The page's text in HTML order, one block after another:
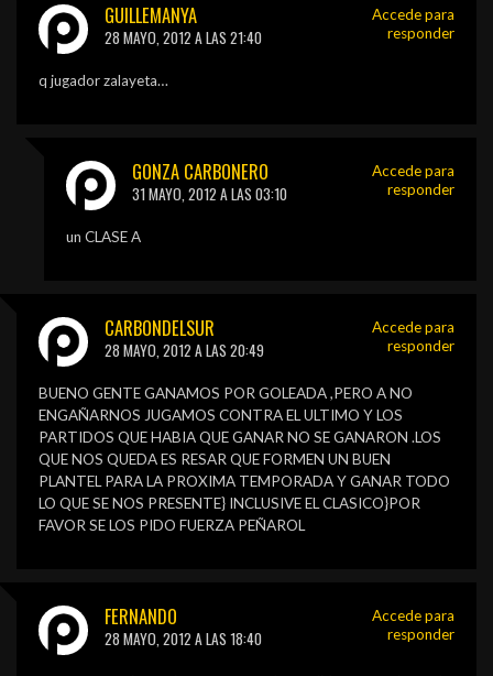
GUILLEMANYA
28 MAYO, 2012 A LAS 21:40
q jugador zalayeta…
Accede para
responder
GONZA CARBONERO
31 MAYO, 2012 A LAS 03:10
un CLASE A
Accede para
responder
CARBONDELSUR
28 MAYO, 2012 A LAS 20:49
BUENO GENTE GANAMOS POR GOLEADA ,PERO A NO
ENGAÑARNOS JUGAMOS CONTRA EL ULTIMO Y LOS
PARTIDOS QUE HABIA QUE GANAR NO SE GANARON .LOS
QUE NOS QUEDA ES RESAR QUE FORMEN UN BUEN
PLANTEL PARA LA PROXIMA TEMPORADA Y GANAR TODO
LO QUE SE NOS PRESENTE} INCLUSIVE EL CLASICO}POR
FAVOR SE LOS PIDO FUERZA PEÑAROL
Accede para
responder
FERNANDO
28 MAYO, 2012 A LAS 18:40
Accede para
responder